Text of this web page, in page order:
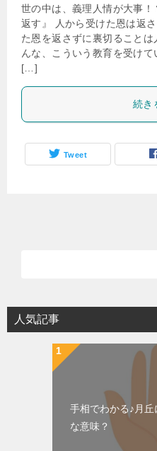
世の中は、義理人情が大事
返す』 人から受けた恩は返
た恩を返さずに裏切ること
んな、こういう教育を受け
[…]
続き
Tweet
人気記事
手相でわかる♪月
な意味？